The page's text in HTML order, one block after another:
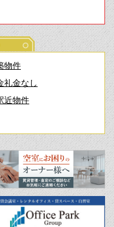
物件
礼金なし
近物件